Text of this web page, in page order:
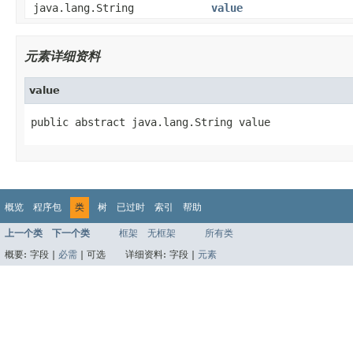
java.lang.String value
元素详细资料
value
public abstract java.lang.String value
概览 程序包 类 树 已过时 索引 帮助
上一个类 下一个类 框架 无框架
所有类
概要: 字段 | 必需 可选 详细资料: 字段 | 元素